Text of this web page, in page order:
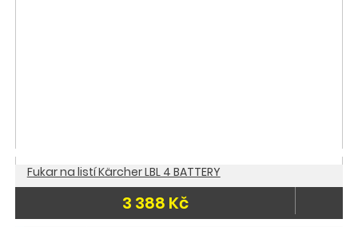
Fukar na listí Kärcher LBL 4 BATTERY
3 388 Kč